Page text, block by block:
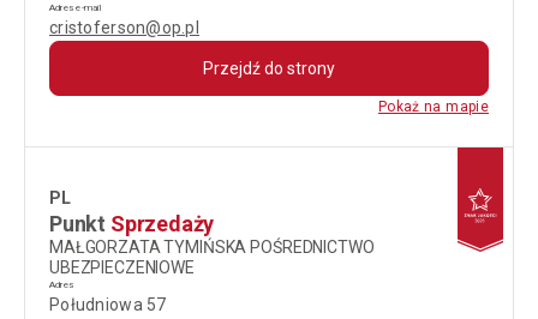
Adres e-mail
cristoferson@op.pl
Przejdź do strony
Pokaż na mapie
PL
Punkt Sprzedaży
MAŁGORZATA TYMIŃSKA POŚREDNICTWO
UBEZPIECZENIOWE
Adres
Południowa 57